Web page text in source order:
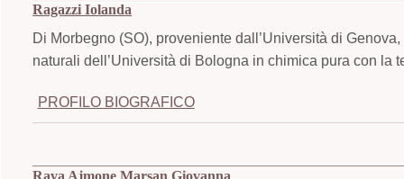
Ragazzi Iolanda
Di Morbegno (SO), proveniente dall’Università di
naturali dell’Università di Bologna in chimica pura con
PROFILO BIOGRAFICO